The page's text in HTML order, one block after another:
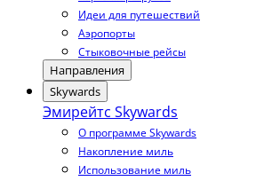
Идеи для путешествий
Аэропорты
Стыковочные рейсы
Направления
Skywards
Эмирейтс Skywards
О программе Skywards
Накопление миль
Использование миль